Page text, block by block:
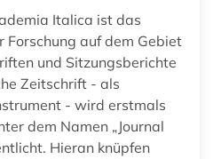
Italica ist das
Forschung auf dem Gebiet
und Sitzungsberichte
Zeitschrift - als
- wird erstmals
dem Namen „Journal
Hieran knüpfen